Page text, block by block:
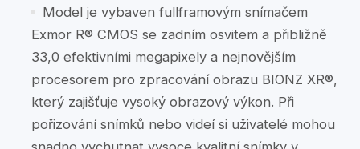
Model je vybaven fullframovým snímačem
Exmor R® CMOS se zadním osvitem a přibližně
33,0 efektivními megapixely a nejnovějším
procesorem pro zpracování obrazu BIONZ XR®,
který zajišťuje vysoký obrazový výkon. Při
pořizování snímků nebo videí si uživatelé mohou